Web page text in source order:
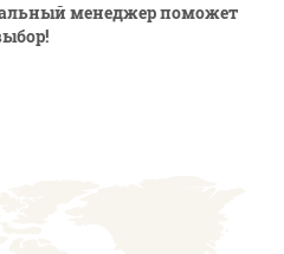
менеджер поможет